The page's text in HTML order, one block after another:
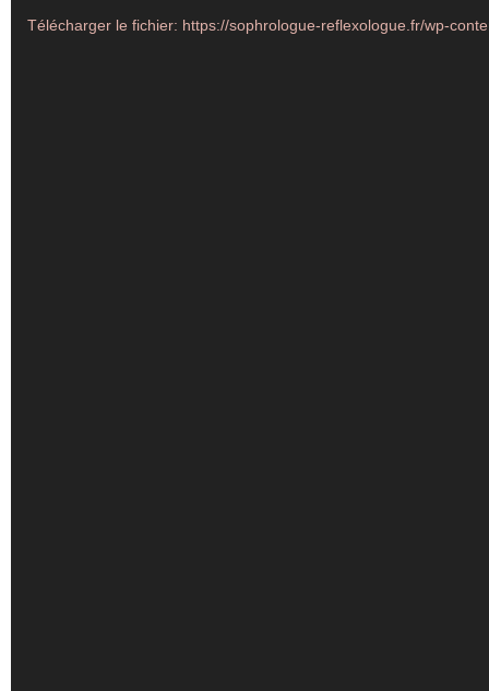
Télécharger le fichier: https://sophrologue-reflexologue.fr/wp-